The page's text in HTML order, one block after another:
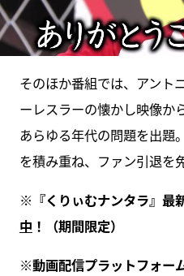
そのほか番組では、アント
ーレスラーの懐かし映像か
あらゆる年代の問題を出題
を積み重ね、ファン引退を
※ 『くりぃむナンタラ』最
中 ！（期間限定）
※動画配信プラットフォー